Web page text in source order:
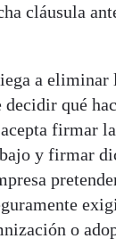
cláusula
a eliminar
qué
firmar
y firmar
o